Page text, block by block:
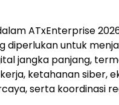
ATxEnterprise
diperlukan untuk
jangka panjang,
ketahanan siber,
serta koordinasi